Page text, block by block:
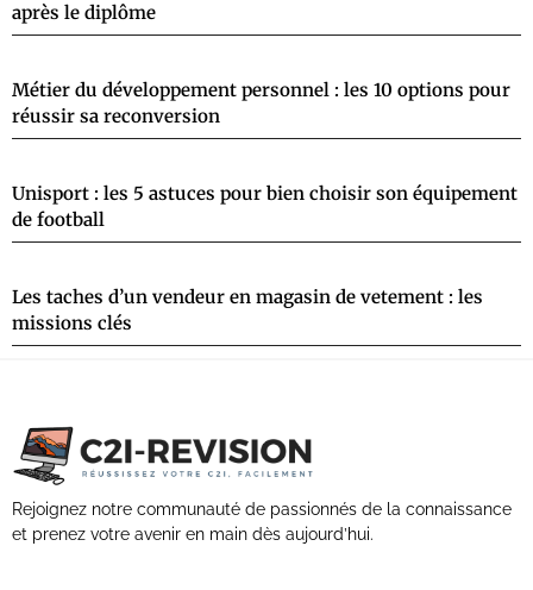
après le diplôme
Métier du développement personnel : les 10 options pour
réussir sa reconversion
Unisport : les 5 astuces pour bien choisir son équipement
de football
Les taches d’un vendeur en magasin de vetement : les
missions clés
Rejoignez notre communauté de passionnés de la connaissance
et prenez votre avenir en main dès aujourd’hui.